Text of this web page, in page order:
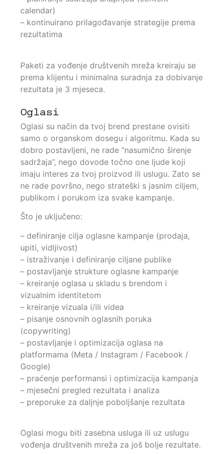
calendar)
– kontinuirano prilagođavanje strategije prema
rezultatima
Paketi za vođenje društvenih mreža kreiraju se
prema klijentu i minimalna suradnja za dobivanje
rezultata je 3 mjeseca.
Oglasi
Oglasi su način da tvoj brend prestane ovisiti
samo o organskom dosegu i algoritmu. Kada su
dobro postavljeni, ne rade “nasumično širenje
sadržaja”, nego dovode točno one ljude koji
imaju interes za tvoj proizvod ili uslugu. Zato se
ne rade površno, nego strateški s jasnim ciljem,
publikom i porukom iza svake kampanje.
Što je uključeno:
– definiranje cilja oglasne kampanje (prodaja,
upiti, vidljivost)
– istraživanje i definiranje ciljane publike
– postavljanje strukture oglasne kampanje
– kreiranje oglasa u skladu s brendom i
vizualnim identitetom
– kreiranje vizuala i/ili videa
– pisanje osnovnih oglasnih poruka
(copywriting)
– postavljanje i optimizacija oglasa na
platformama (Meta / Instagram / Facebook /
Google)
– praćenje performansi i optimizacija kampanja
– mjesečni pregled rezultata i analiza
– preporuke za daljnje poboljšanje rezultata
Oglasi mogu biti zasebna usluga ili uz uslugu
vođenja društvenih mreža za još bolje rezultate.